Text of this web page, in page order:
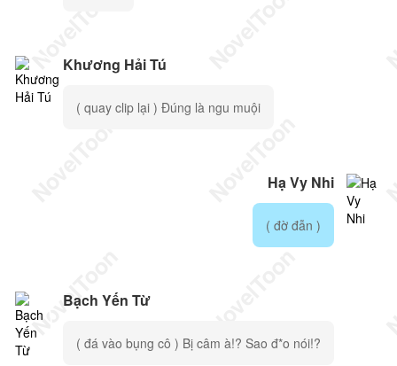
Khương Hải Tú
( quay clip lại ) Đúng là ngu muội
Hạ Vy Nhi
( đờ đẫn )
Bạch Yến Từ
( đá vào bụng cô ) Bị câm à!? Sao đ*o nói!?